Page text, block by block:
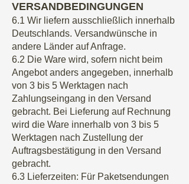
VERSANDBEDINGUNGEN
6.1 Wir liefern ausschließlich innerhalb
Deutschlands. Versandwünsche in
andere Länder auf Anfrage.
6.2 Die Ware wird, sofern nicht beim
Angebot anders angegeben, innerhalb
von 3 bis 5 Werktagen nach
Zahlungseingang in den Versand
gebracht. Bei Lieferung auf Rechnung
wird die Ware innerhalb von 3 bis 5
Werktagen nach Zustellung der
Auftragsbestätigung in den Versand
gebracht.
6.3 Lieferzeiten: Für Paketsendungen